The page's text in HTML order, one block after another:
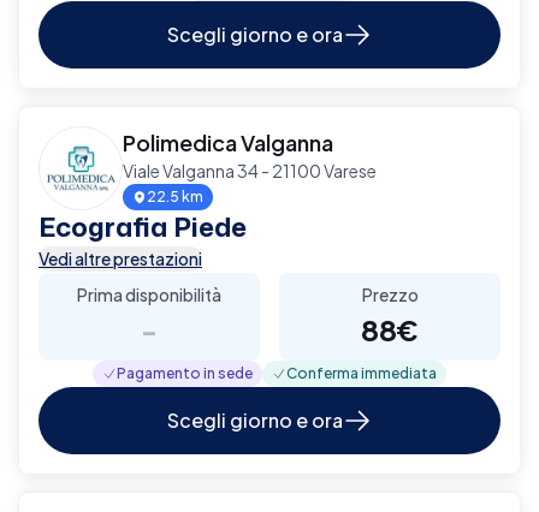
Scegli giorno e ora
Polimedica Valganna
Viale Valganna 34 - 21100 Varese
22.5 km
Ecografia Piede
Vedi altre prestazioni
Prima disponibilità
-
Prezzo
88€
Pagamento in sede Conferma immediata
Scegli giorno e ora